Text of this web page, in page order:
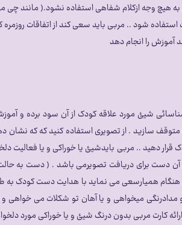
هیچ وجه ازکلام شفاهی استفاده نشود.( مانند چی
استفاده شود .. مربی باید سعی کند از اتفاقات
آموزش را انجام دهد
شیئ مورد علاقه کودک از آن سود برده و
متوقف سازید . از تصویری استفاده کنید که که
قرار دهید .. مربی بایدشیئ یا خوراکی و یا فعالیت
آن دست برای دریافت تصویرمی باشد . ( دست به
همیارسعی می نماید با هدایت دست کودک به
مدادرنگی میخواهی و یا آهان تو شکلات می خواهی و
کارت مربی بدون درنگ شیئ و یا خوراکی مورد